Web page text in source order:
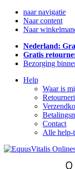
naar navigatie
Naar content
Naar
Nederland:
Gratis
Bezorging
Help
Waar is
Contact
Alle help-